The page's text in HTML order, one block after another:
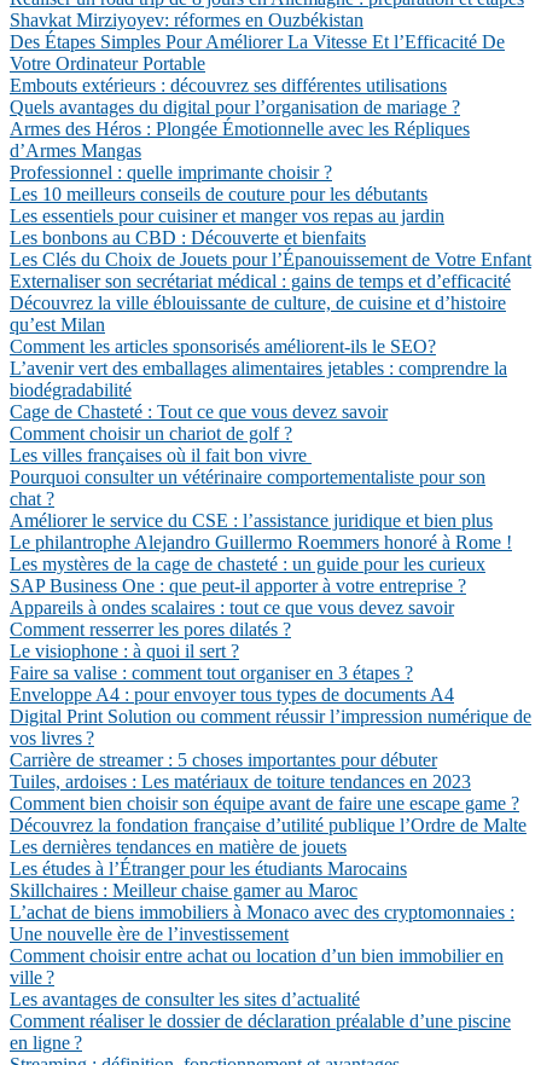
Shavkat Mirziyoyev: réformes en Ouzbékistan
Des Étapes Simples Pour Améliorer La Vitesse Et l’Efficacité De
Votre Ordinateur Portable
Embouts extérieurs : découvrez ses différentes utilisations
Quels avantages du digital pour l’organisation de mariage ?
Armes des Héros : Plongée Émotionnelle avec les Répliques
d’Armes Mangas
Professionnel : quelle imprimante choisir ?
Les 10 meilleurs conseils de couture pour les débutants
Les essentiels pour cuisiner et manger vos repas au jardin
Les bonbons au CBD : Découverte et bienfaits
Les Clés du Choix de Jouets pour l’Épanouissement de Votre Enfant
Externaliser son secrétariat médical : gains de temps et d’efficacité
Découvrez la ville éblouissante de culture, de cuisine et d’histoire
qu’est Milan
Comment les articles sponsorisés améliorent-ils le SEO?
L’avenir vert des emballages alimentaires jetables : comprendre la
biodégradabilité
Cage de Chasteté : Tout ce que vous devez savoir
Comment choisir un chariot de golf ?
Les villes françaises où il fait bon vivre
Pourquoi consulter un vétérinaire comportementaliste pour son
chat ?
Améliorer le service du CSE : l’assistance juridique et bien plus
Le philantrophe Alejandro Guillermo Roemmers honoré à Rome !
Les mystères de la cage de chasteté : un guide pour les curieux
SAP Business One : que peut-il apporter à votre entreprise ?
Appareils à ondes scalaires : tout ce que vous devez savoir
Comment resserrer les pores dilatés ?
Le visiophone : à quoi il sert ?
Faire sa valise : comment tout organiser en 3 étapes ?
Enveloppe A4 : pour envoyer tous types de documents A4
Digital Print Solution ou comment réussir l’impression numérique de
vos livres ?
Carrière de streamer : 5 choses importantes pour débuter
Tuiles, ardoises : Les matériaux de toiture tendances en 2023
Comment bien choisir son équipe avant de faire une escape game ?
Découvrez la fondation française d’utilité publique l’Ordre de Malte
Les dernières tendances en matière de jouets
Les études à l’Étranger pour les étudiants Marocains
Skillchaires : Meilleur chaise gamer au Maroc
L’achat de biens immobiliers à Monaco avec des cryptomonnaies :
Une nouvelle ère de l’investissement
Comment choisir entre achat ou location d’un bien immobilier en
ville ?
Les avantages de consulter les sites d’actualité
Comment réaliser le dossier de déclaration préalable d’une piscine
en ligne ?